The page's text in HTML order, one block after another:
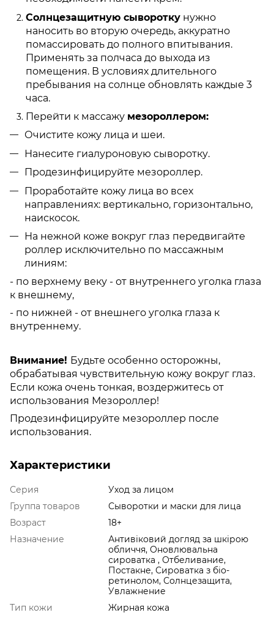
Солнцезащитную сыворотку нужно
наносить во вторую очередь, аккуратно
помассировать до полного впитывания.
Применять за полчаса до выхода из
помещения. В условиях длительного
пребывания на солнце обновлять каждые 3
часа.
Перейти к массажу мезороллером:
Очистите кожу лица и шеи.
Нанесите гиалуроновую сыворотку.
Продезинфицируйте мезороллер.
Проработайте кожу лица во всех
направлениях: вертикально, горизонтально,
наискосок.
На нежной коже вокруг глаз передвигайте
роллер исключительно по массажным
линиям:
- по верхнему веку - от внутреннего уголка глаза
к внешнему,
- по нижней - от внешнего уголка глаза к
внутреннему.
Внимание! Будьте особенно осторожны,
обрабатывая чувствительную кожу вокруг глаз.
Если кожа очень тонкая, воздержитесь от
использования Мезороллер!
Продезинфицируйте мезороллер после
использования.
Характеристики
Серия
Уход за лицом
Группа товаров
Сыворотки и маски для лица
Возраст
18+
Назначение
Антивіковий догляд за шкірою
обличчя, Оновлювальна
сироватка , Отбеливание,
Постакне, Сироватка з біо-
ретинолом, Солнцезащита,
Увлажнение
Тип кожи
Жирная кожа